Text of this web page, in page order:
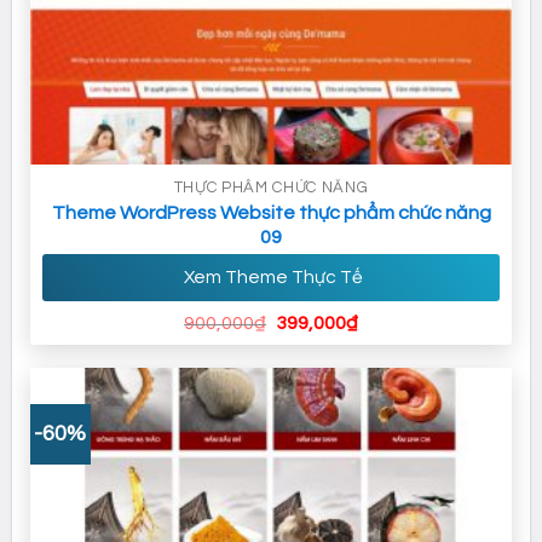
THỰC PHẨM CHỨC NĂNG
Theme WordPress Website thực phẩm chức năng
09
Xem Theme Thực Tế
900,000₫ Giá
900,000₫.
399,000₫Giá
là:
399,000₫.
-60%